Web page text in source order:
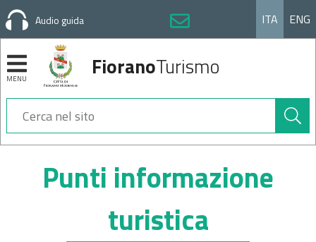
Audio guida ITA ENG
MENU FioranoTurismo
Cerca
nel
sito
Punti informazione
turistica